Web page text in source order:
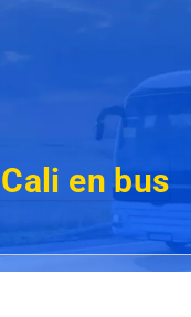
en bus